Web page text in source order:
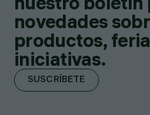
novedades
productos,
iniciativas.
SUSCRÍBETE